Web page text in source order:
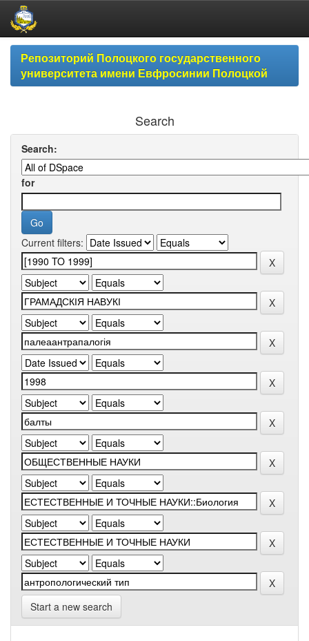
Skip
navigationРепозиторий Полоцкого государственного
университета имени Евфросинии Полоцкой
Search
Search:
for
Current filters:
Start a new search